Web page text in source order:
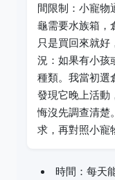
間限制：小寵物
龜需要水族箱，
只是買回來就好
況：如果有小孩
種類。我當初選
發現它晚上活動
悔沒先調查清楚
求，再對照小寵
時間：每天